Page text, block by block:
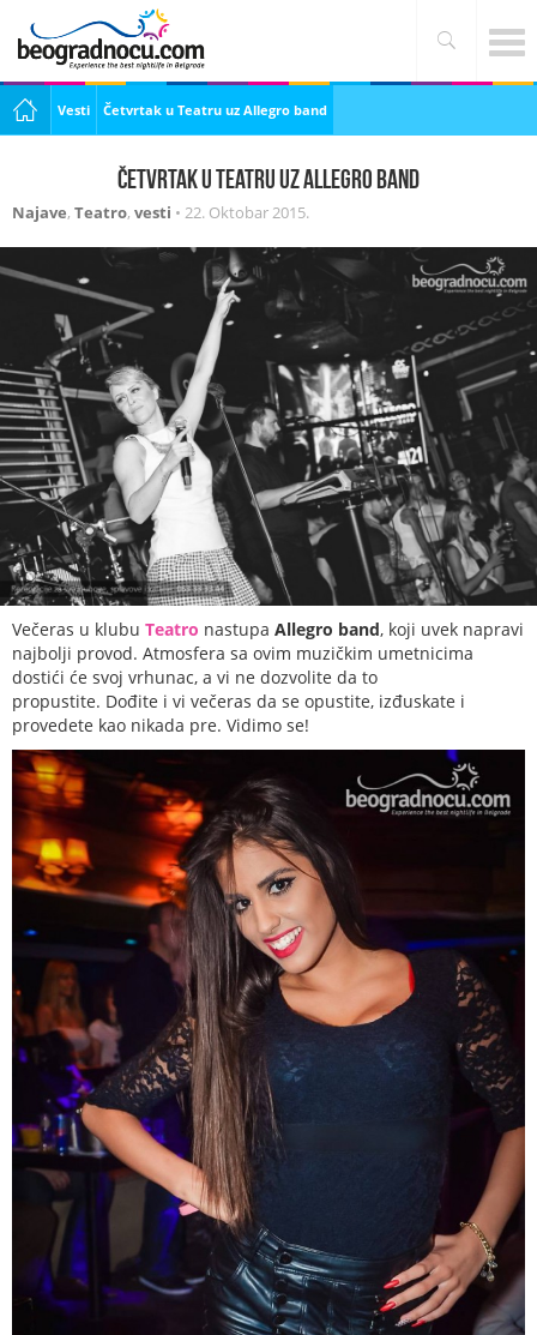
Vesti Četvrtak u Teatru uz Allegro band
Četvrtak u Teatru uz Allegro band
Najave, Teatro, vesti • 22. Oktobar 2015.
Večeras u klubu Teatro nastupa Allegro band, koji uvek napravi
najbolji provod. Atmosfera sa ovim muzičkim umetnicima
dostići će svoj vrhunac, a vi ne dozvolite da to
propustite. Dođite i vi večeras da se opustite, izđuskate i
provedete kao nikada pre. Vidimo se!